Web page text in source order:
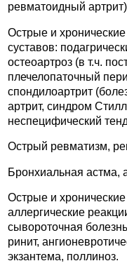
ревматоидный
Острые и
суставов:
остеоартроз (в т.ч.
плечелопаточный
спондилоартрит
артрит, синдром
неспецифический
Острый ревматизм,
Бронхиальная астма,
Острые и
аллергические
сывороточная
ринит,
экзантема, поллиноз.